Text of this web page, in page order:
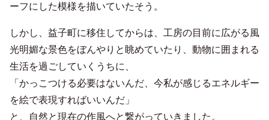
ーフにした模様を描いていたそう。
しかし、益子町に移住してからは、工房の目前に広がる風
光明媚な景色をぼんやりと眺めていたり、動物に囲まれる
生活を過ごしていくうちに、
「かっこつける必要はないんだ、今私が感じるエネルギー
を絵で表現すればいいんだ」
と、自然と現在の作風へと繋がっていきました。